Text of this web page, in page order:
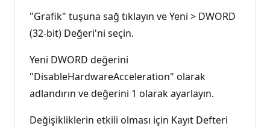
"Grafik" tuşuna sağ tıklayın ve Yeni > DWORD
(32-bit) Değeri'ni seçin.
Yeni DWORD değerini
"DisableHardwareAcceleration" olarak
adlandırın ve değerini 1 olarak ayarlayın.
Değişikliklerin etkili olması için Kayıt Defteri